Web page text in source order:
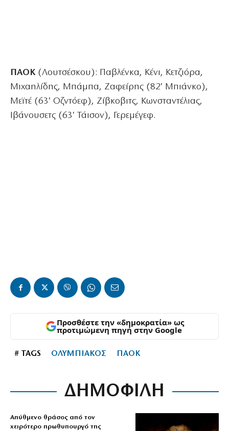
ΠΑΟΚ(Λουτσέσκου): Παβλένκα, Κένι, Κετζιόρα,
Μιχαηλίδης, Μπάμπα, Ζαφείρης (82′ Μπιάνκο),
Μεϊτέ (63′ Οζντόεφ), Ζίβκοβιτς, Κωνσταντέλιας,
Ιβάνουσετς (63′ Τάισον), Γερεμέγεφ.
Προσθέστε την «δημοκρατία» ως
προτιμώμενη πηγή στην Google
# TAGS ΟΛΥΜΠΙΑΚΟΣ ΠΑΟΚ
ΔΗΜΟΦΙΛΗ
Απύθμενο θράσος από τον
χειρότερο πρωθυπουργό της